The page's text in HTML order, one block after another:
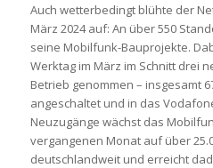
Auch wetterbedingt blühte der
März 2024 auf: An über 550
seine Mobilfunk-Bauprojekte.
Werktag im März im Schnitt drei
Betrieb genommen – insgesamt
angeschaltet und in das
Neuzugänge wächst das
vergangenen Monat auf über
deutschlandweit und erreicht